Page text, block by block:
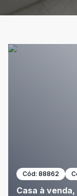
Cód: 88862
Casa à